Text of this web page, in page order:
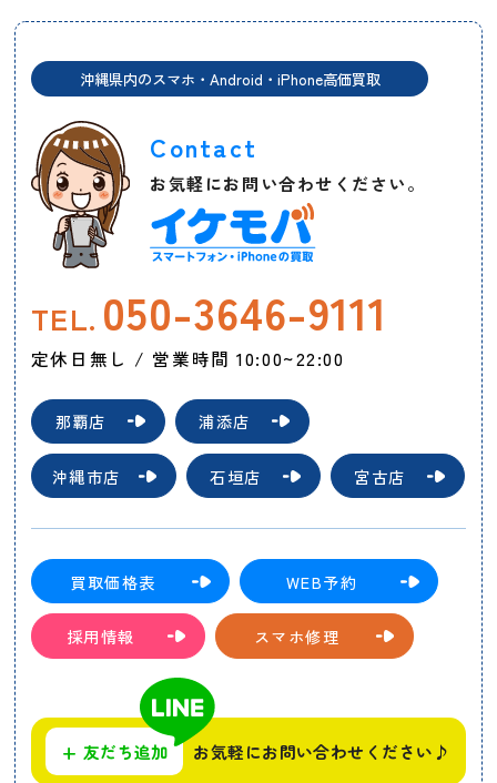
沖縄県内のスマホ・Android・iPhone高価買取
Contact
お気軽にお問い合わせください。
TEL. 050-3646-9111
定休日無し / 営業時間 10:00~22:00
那覇店 浦添店
沖縄市店 石垣店 宮古店
買取価格表 WEB予約
採用情報 スマホ修理
+ 友だち追加 お気軽にお問い合わせください♪